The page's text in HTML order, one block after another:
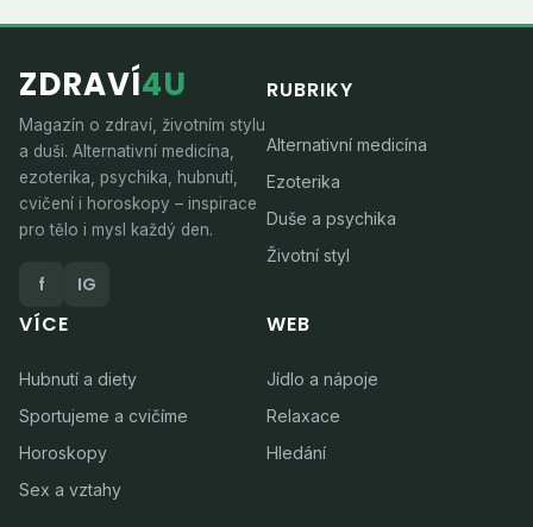
ZDRAVÍ4U
Magazín o zdraví, životním stylu
a duši. Alternativní medicína,
ezoterika, psychika, hubnutí,
cvičení i horoskopy – inspirace
pro tělo i mysl každý den.
f IG
RUBRIKY
Alternativní medicína
Ezoterika
Duše a psychika
Životní styl
VÍCE
Hubnutí a diety
Sportujeme a cvičíme
Horoskopy
Sex a vztahy
WEB
Jídlo a nápoje
Relaxace
Hledání